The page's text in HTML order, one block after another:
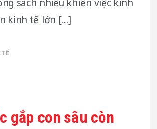
sách nhiễu khiến việc kinh
kinh tế lớn […]
TẾ
gắp con sâu còn